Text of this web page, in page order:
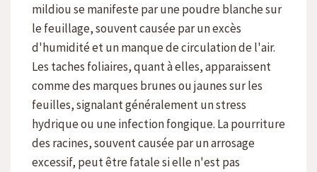
mildiou se manifeste par une poudre blanche sur
le feuillage, souvent causée par un excès
d'humidité et un manque de circulation de l'air.
Les taches foliaires, quant à elles, apparaissent
comme des marques brunes ou jaunes sur les
feuilles, signalant généralement un stress
hydrique ou une infection fongique. La pourriture
des racines, souvent causée par un arrosage
excessif, peut être fatale si elle n'est pas